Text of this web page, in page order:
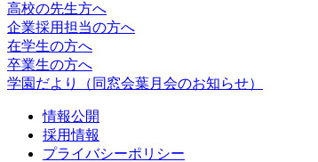
高校の先生方へ
企業採用担当の方へ
在学生の方へ
卒業生の方へ
学園だより
（同窓会葉月会のお知らせ）
情報公開
採用情報
プライバシーポリシー